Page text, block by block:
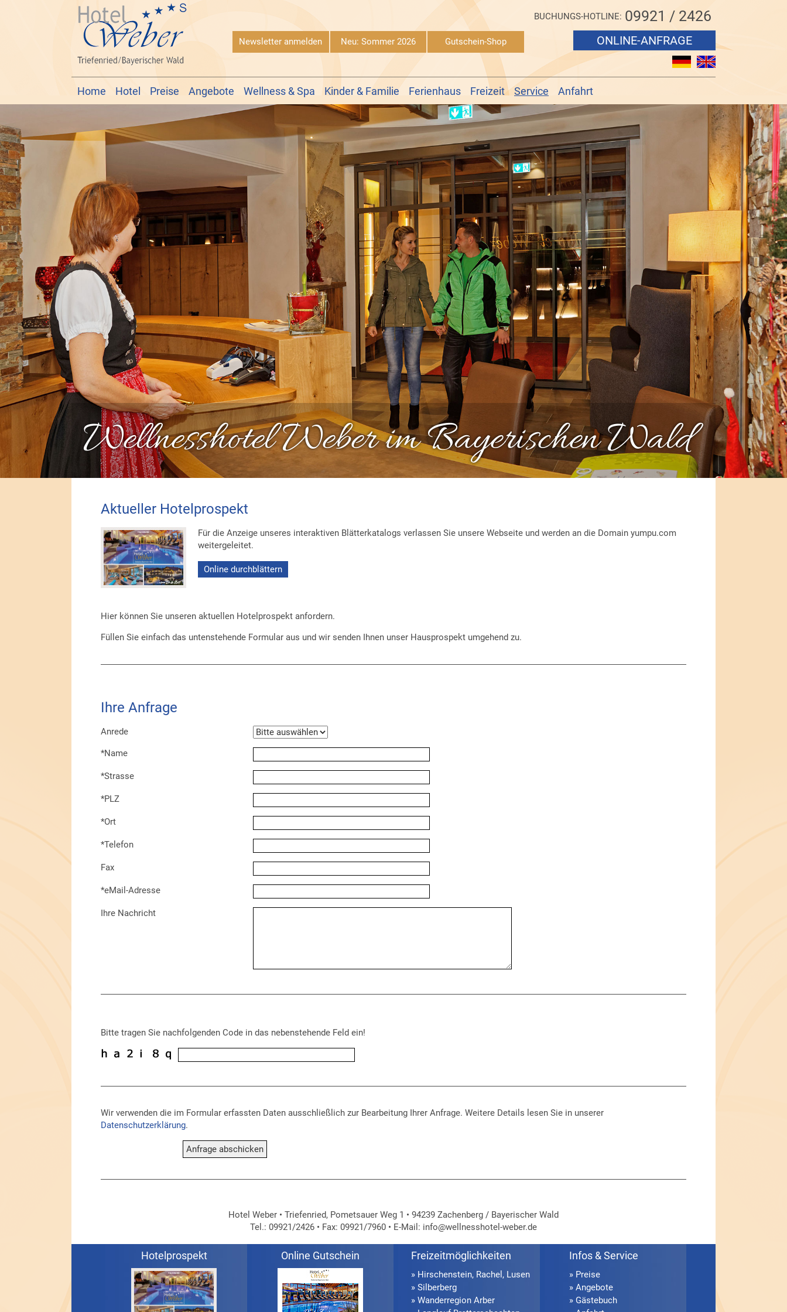
Newsletter anmelden Neu: Sommer 2026 Gutschein-Shop
BUCHUNGS-HOTLINE: 09921 / 2426
ONLINE-ANFRAGE
Home Hotel Preise Angebote Wellness & Spa Kinder & Familie Ferienhaus Freizeit Service Anfahrt
Wellnesshotel Weber im Bayerischen Wald
Aktueller Hotelprospekt
Für die Anzeige unseres interaktiven Blätterkatalogs verlassen Sie unsere Webseite und werden an die Domain yumpu.com
weitergeleitet.
Online durchblättern
Hier können Sie unseren aktuellen Hotelprospekt anfordern.
Füllen Sie einfach das untenstehende Formular aus und wir senden Ihnen unser Hausprospekt umgehend zu.
Ihre Anfrage
Anrede
*Name
*Strasse
*PLZ
*Ort
*Telefon
Fax
*eMail-Adresse
Ihre Nachricht
Bitte tragen Sie nachfolgenden Code in das nebenstehende Feld ein!
Wir verwenden die im Formular erfassten Daten ausschließlich zur Bearbeitung Ihrer Anfrage. Weitere Details lesen Sie in unserer
Datenschutzerklärung.
Hotel Weber • Triefenried, Pometsauer Weg 1 • 94239 Zachenberg / Bayerischer Wald
Tel.: 09921/2426 • Fax: 09921/7960 • E-Mail: info@wellnesshotel-weber.de
Hotelprospekt Online Gutschein Freizeitmöglichkeiten
» Hirschenstein, Rachel , Lusen
» Silberberg
» Wanderregion Arber
Infos & Service
» Preise
» Angebote
» Gästebuch